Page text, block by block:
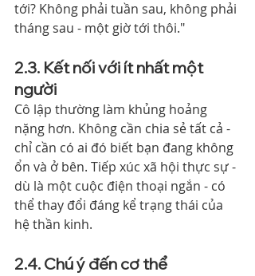
tới? Không phải tuần sau, không phải
tháng sau - một giờ tới thôi."
2.3. Kết nối với ít nhất một
người
Cô lập thường làm khủng hoảng
nặng hơn. Không cần chia sẻ tất cả -
chỉ cần có ai đó biết bạn đang không
ổn và ở bên. Tiếp xúc xã hội thực sự -
dù là một cuộc điện thoại ngắn - có
thể thay đổi đáng kể trạng thái của
hệ thần kinh.
2.4. Chú ý đến cơ thể